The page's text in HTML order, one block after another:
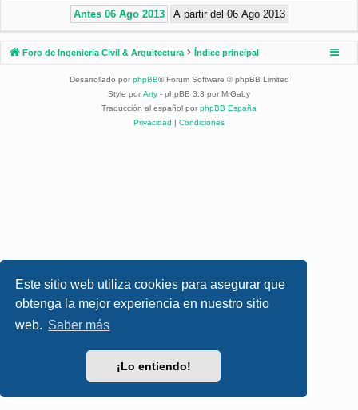
Este sitio web utiliza cookies para asegurar que
obtenga la mejor experiencia en nuestro sitio
web. Saber más
¡Lo entiendo!
Foro de Ingenieria Civil & Arquitectura Índice principal
Desarrollado por phpBB® Forum Software © phpBB Limited
Style por Arty - phpBB 3.3 por MrGaby
Traducción al español por phpBB España
Privacidad | Condiciones